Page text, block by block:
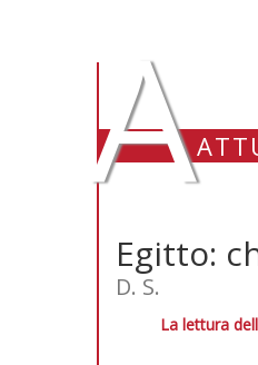
A
Egitto:
D. S.
La lettura